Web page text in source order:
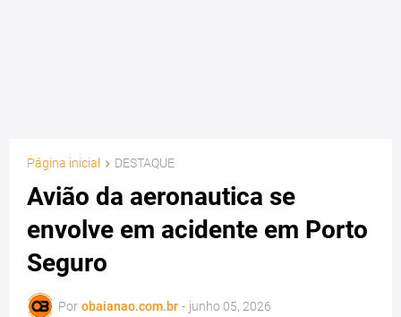
Página inicial DESTAQUE
Avião da aeronautica se
envolve em acidente em Porto
Seguro
Por obaianao.com.br - junho 05, 2026